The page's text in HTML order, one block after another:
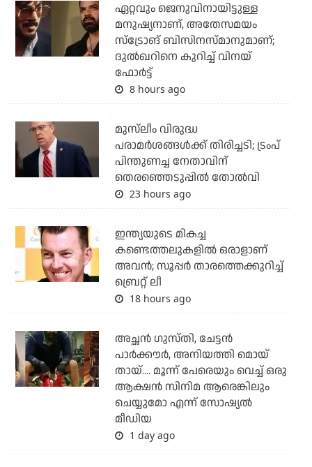
ഏറ്റവും ജെനുവിനായിട്ടുള്ള
മനുഷ്യനാണ്, അതേസമയം
സ്‌ട്രോങ് ബിസിനസ്മാനുമാണ്;
ദുല്‍ഖറിനെ കുറിച്ച് വിനയ്
ഫോര്‍ട്ട്
8 hours ago
മുസ്‌ലീം വിരുദ്ധ
പരാമര്‍ശങ്ങള്‍ക്ക് തിരിച്ചടി; ട്രംപ്
പിന്തുണച്ച നേതാവിന്
തെരഞ്ഞെടുപ്പില്‍ തോല്‍വി
23 hours ago
ഇന്ത്യയുടെ മികച്ച
കണ്ടെത്തലുകളില്‍ ഒരാളാണ്
അവന്‍; സൂപ്പര്‍ താരത്തെക്കുറിച്ച്
ബ്രെറ്റ് ലീ
18 hours ago
അച്ഛന്‍ ഗുസ്തി, ചേട്ടന്‍
പാര്‍ക്കൗര്‍, അനിയത്തി മൊയ്
തായ്.... മൂന്ന് പേരെയും വെച്ച് ഒരു
ആക്ഷന്‍ സിനിമ ആരെങ്കിലും
ചെയ്യുമോ എന്ന് സോഷ്യല്‍
മീഡിയ
1 day ago